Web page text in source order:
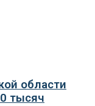
области
тысяч